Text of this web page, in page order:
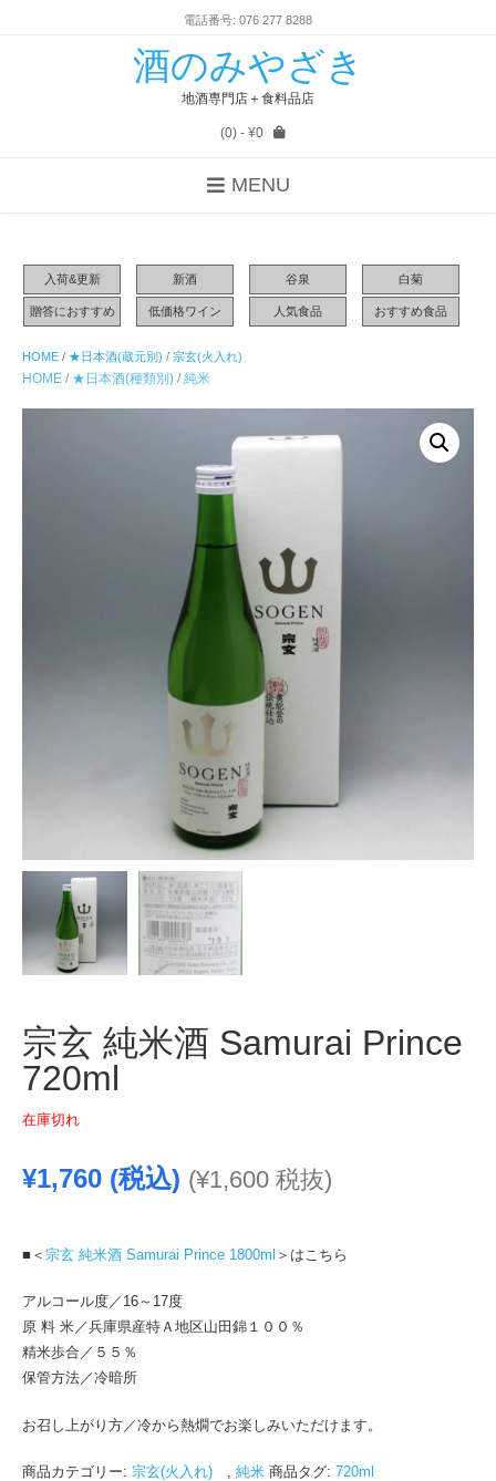
電話番号: 076 277 8288
酒のみやざき
地酒専門店＋食料品店
(0)- ¥0
MENU
入荷&更新 新酒 谷泉 白菊
贈答におすすめ 低価格ワイン 人気食品 おすすめ食品
HOME / ★日本酒(蔵元別) / 宗玄(火入れ)
HOME / ★日本酒(種類別) / 純米
宗玄 純米酒 Samurai Prince
720ml
在庫切れ
¥1,760 (税込) (¥1,600 税抜)
■＜ 宗玄 純米酒 Samurai Prince 1800ml ＞はこちら
アルコール度／16～17度
原 料 米／兵庫県産特Ａ地区山田錦１００％
精米歩合／５５％
保管方法／冷暗所
お召し上がり方／冷から熱燗でお楽しみいただけます。
商品カテゴリー: 宗玄(火入れ) , 純米 商品タグ: 720ml